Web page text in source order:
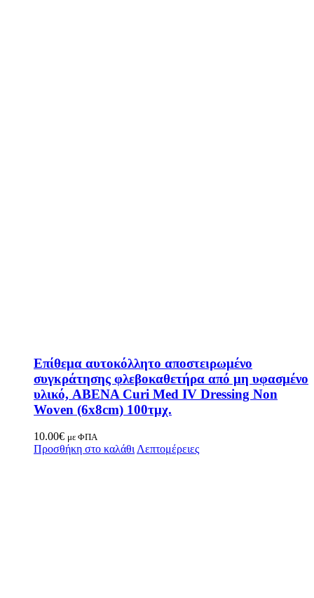
Επίθεμα αυτοκόλλητο αποστειρωμένο
συγκράτησης φλεβοκαθετήρα από μη υφασμένο
υλικό, ABENA Curi Med IV Dressing Non
Woven (6x8cm) 100τμχ.
10.00€ με ΦΠΑ
Προσθήκη στο καλάθιΛεπτομέρειες